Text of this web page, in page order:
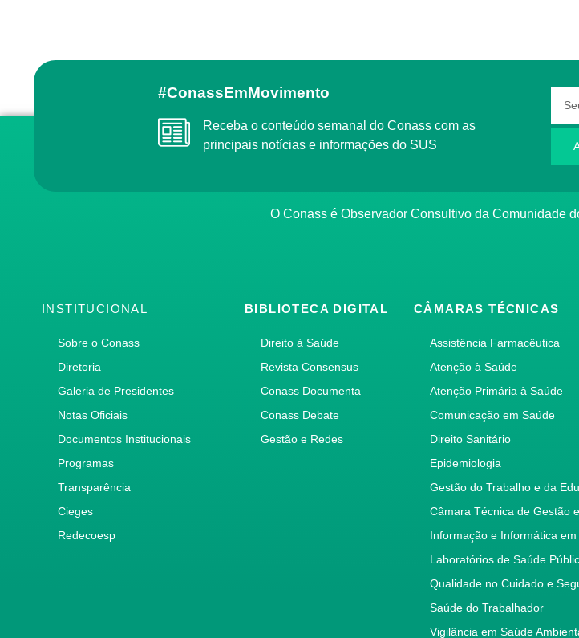
#ConassEmMovimento
Receba o conteúdo semanal do Conass com as
principais notícias e informações do SUS
O Conass é Observador Consultivo da
INSTITUCIONAL
Sobre o Conass
Diretoria
Galeria de Presidentes
Notas Oficiais
Documentos Institucionais
Programas
Transparência
Cieges
Redecoesp
BIBLIOTECA DIGITAL
Direito à Saúde
Revista Consensus
Conass Documenta
Conass Debate
Gestão e Redes
CÂMARAS TÉCNICAS
Assistência Farmacêutica
Atenção à Saúde
Atenção Primária à Saúde
Comunicação em Saúde
Direito Sanitário
Epidemiologia
Gestão do Trabalho e da
Câmara Técnica de Gestão
Informação e Informática
Laboratórios de Saúde
Qualidade no Cuidado e
Saúde do Trabalhador
Vigilância em Saúde